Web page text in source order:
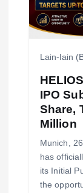
o
n
Lain-lain
IPO
Share,
Million
Munich,
has
its Initial
the